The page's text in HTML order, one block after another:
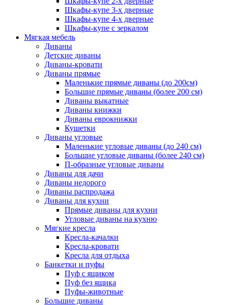
Шкафы-купе 3-х дверные
Шкафы-купе 4-х дверные
Шкафы-купе с зеркалом
Мягкая мебель
Диваны
Детские диваны
Диваны-кровати
Диваны прямые
Маленькие прямые диваны (до 200см)
Большие прямые диваны (более 200 см)
Диваны выкатные
Диваны книжки
Диваны еврокнижки
Кушетки
Диваны угловые
Маленькие угловые диваны (до 240 см)
Большие угловые диваны (более 240 см)
П-образные угловые диваны
Диваны для дачи
Диваны недорого
Диваны распродажа
Диваны для кухни
Прямые диваны для кухни
Угловые диваны на кухню
Мягкие кресла
Кресла-качалки
Кресла-кровати
Кресла для отдыха
Банкетки и пуфы
Пуф с ящиком
Пуф без ящика
Пуфы-животные
Большие диваны